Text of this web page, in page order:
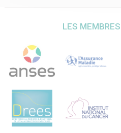
intervention (T1 et follow-up à
problèmes de santé mentale,
psychologique, ainsi qu’une
écologique hebdomadaire sur
santé mentale. Les
programme ETUCARE sur
Les étudiants du groupe «
participeront, en plus du
de 1,5 heure sur une période
de la liste d’attente recevront
ligne + ateliers peu après les
Résultats attendus.
LES